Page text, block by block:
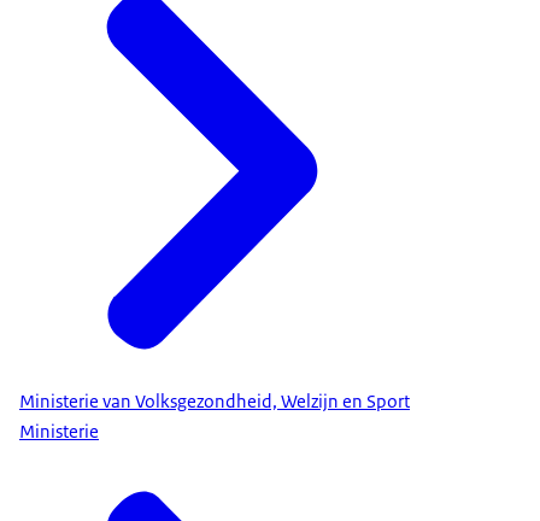
Ministerie van Volksgezondheid, Welzijn en Sport
Ministerie